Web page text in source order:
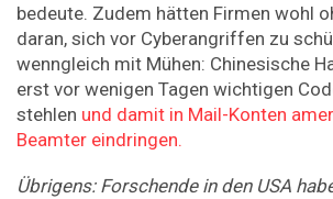
bedeute. Zudem hätten Firmen wohl
daran, sich vor Cyberangriffen zu
wenngleich mit Mühen: Chinesische
erst vor wenigen Tagen wichtigen
stehlen und damit in Mail-Konten
Beamter eindringen.
Übrigens: Forschende in den USA